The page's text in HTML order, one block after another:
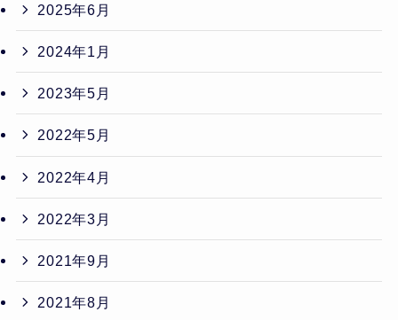
2025年6月
2024年1月
2023年5月
2022年5月
2022年4月
2022年3月
2021年9月
2021年8月